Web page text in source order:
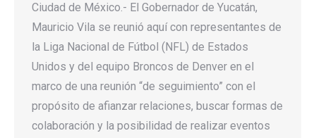
Ciudad de México.- El Gobernador de Yucatán,
Mauricio Vila se reunió aquí con representantes de
la Liga Nacional de Fútbol (NFL) de Estados
Unidos y del equipo Broncos de Denver en el
marco de una reunión “de seguimiento” con el
propósito de afianzar relaciones, buscar formas de
colaboración y la posibilidad de realizar eventos